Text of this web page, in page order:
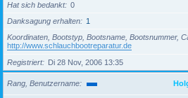
Hat sich bedankt
0
Danksagung erhalten
1
Koordinaten, Bootstyp, Bootsname, Bootsnummer,
http://www.schlauchbootreparatur.de
Registriert
Di 28 Nov, 2006 13:35
Rang, Benutzername